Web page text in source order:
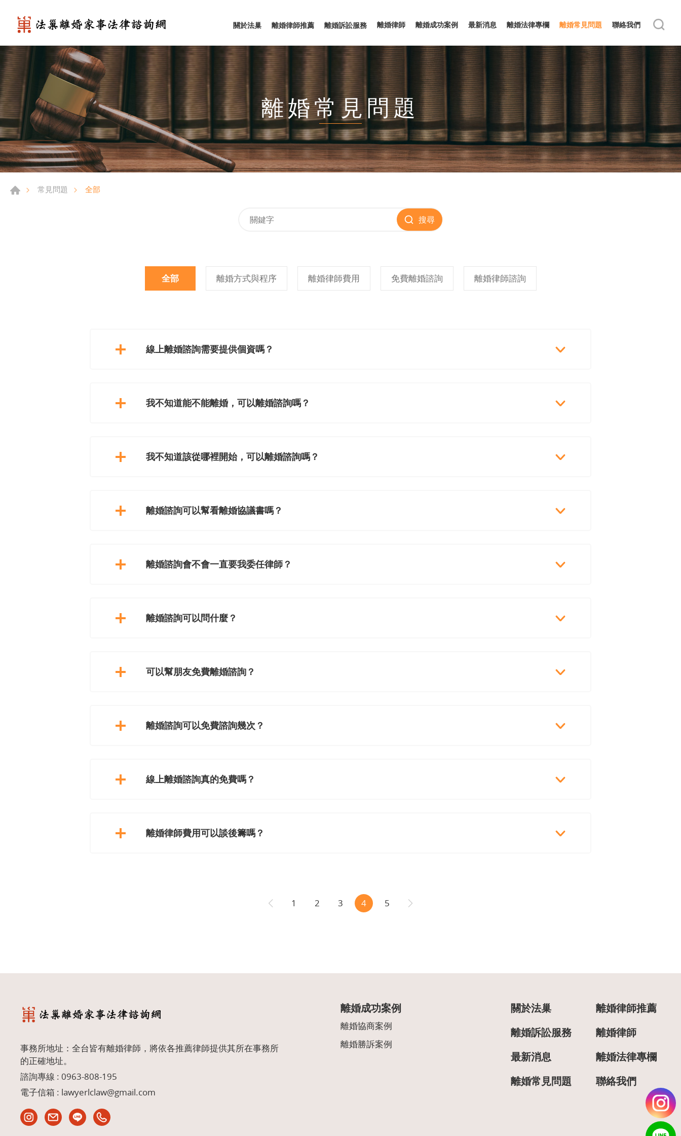
關於法巢 離婚律師推薦 離婚訴訟服務 離婚律師 離婚成功案例 最新消息 離婚法律專欄 離婚常見問題 聯絡我們
離婚常見問題
常見問題 全部
搜尋
全部 離婚方式與程序 離婚律師費用 免費離婚諮詢 離婚律師諮詢
線上離婚諮詢需要提供個資嗎？
我不知道能不能離婚，可以離婚諮詢嗎？
我不知道該從哪裡開始，可以離婚諮詢嗎？
離婚諮詢可以幫看離婚協議書嗎？
離婚諮詢會不會一直要我委任律師？
離婚諮詢可以問什麼？
可以幫朋友免費離婚諮詢？
離婚諮詢可以免費諮詢幾次？
線上離婚諮詢真的免費嗎？
離婚律師費用可以談後籌嗎？
1 2 3 4 5
離婚成功案例
離婚協商案例
離婚勝訴案例
關於法巢
離婚律師推薦
離婚訴訟服務
離婚律師
最新消息
離婚法律專欄
離婚常見問題
聯絡我們
事務所地址：全台皆有離婚律師，將依各推薦律師提供其所在事務所
的正確地址。
諮詢專線 : 0963-808-195
電子信箱 : lawyerlclaw@gmail.com